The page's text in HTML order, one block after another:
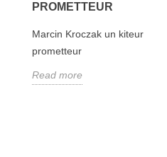
PROMETTEUR
Marcin Kroczak un kiteur
prometteur
Read more